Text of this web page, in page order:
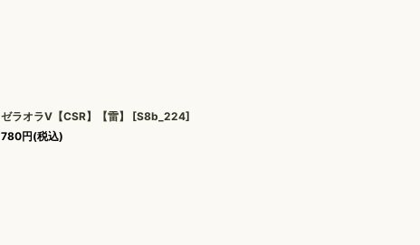
ゼラオラV【CSR】【雷】 [S8b_224]
780円(税込)